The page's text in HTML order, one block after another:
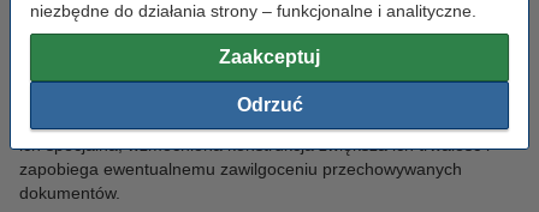
niezbędne do działania strony – funkcjonalne i analityczne.
Zaakceptuj
Odrzuć
Czy kartony i pudełka archiwizacyjne służą do
wielokrotnego użytku?
Tak, niezwykle wytrzymała tektura z jakiej wykonane są pudełka i
kartony archiwizacyjne sprawia, że z powodzeniem
ich specjalna, wzmocniona konstrukcja zwiększa ich trwałość i
zapobiega ewentualnemu zawilgoceniu przechowywanych
dokumentów.